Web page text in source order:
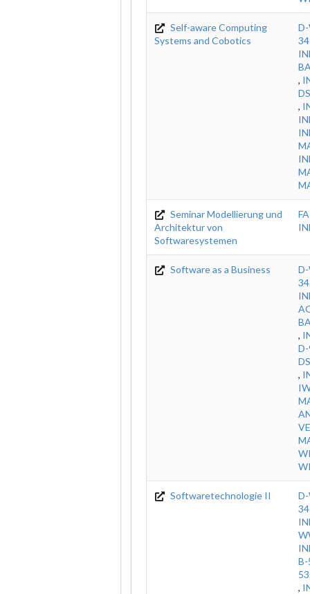
Self-aware Computing
Systems and Cobotics
,
,
Seminar Modellierung und
Architektur von
Softwaresystemen
Software as a Business
,
,
Softwaretechnologie II
B-
,